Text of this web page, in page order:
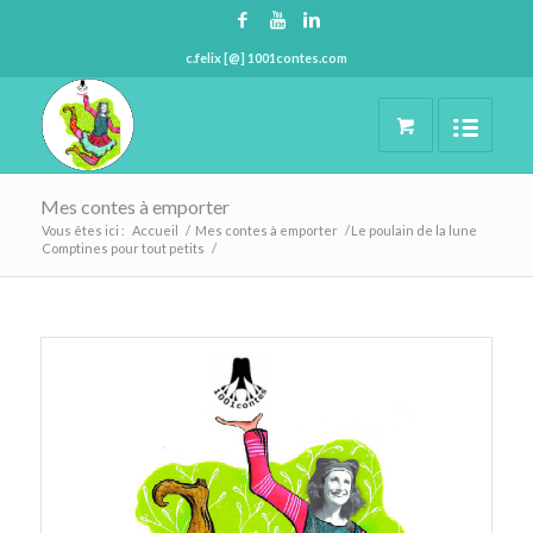
c.felix [@] 1001contes.com
Mes contes à emporter
Vous êtes ici : Accueil / Mes contes à emporter /
Comptines pour tout petits /
Le poulain de la lune